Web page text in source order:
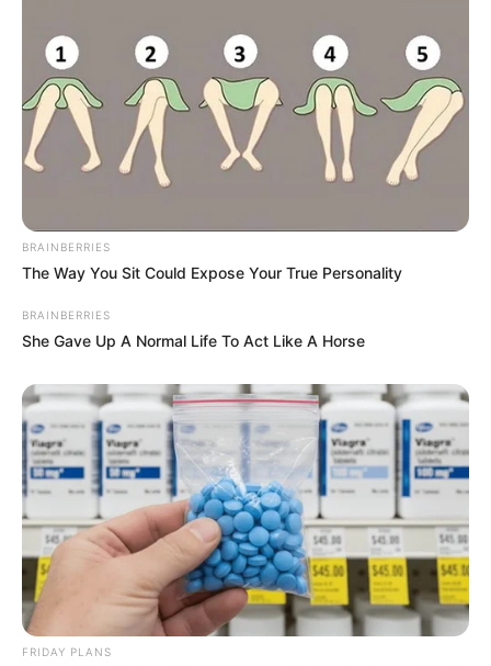
Η Ρωσία κινητοποίησε το πυρηνικό...
ΓΙΝΕΤΑΙ. ΟΔΗΓΙΕΣ ΓΙΑ
ΑΡΧΑΡΙΟΥΣ ΑΛΛΑ ΚΑΙ
ΣΥΜΒΟΥΛΕΣ ΓΙΑ
σύμφωνα με...
Η Moderna μηνύει τους
αντιπάλους της της Big
Pharma για τις
πατέντες εμβολίων
Η omertà της Covid
BRAINBERRIES
The Way You Sit Could Expose Your True Personality
BRAINBERRIES
She Gave Up A Normal Life To Act Like A Horse
FRIDAY PLANS